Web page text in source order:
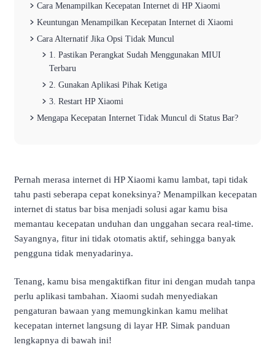
Cara Menampilkan Kecepatan Internet di HP Xiaomi
Keuntungan Menampilkan Kecepatan Internet di Xiaomi
Cara Alternatif Jika Opsi Tidak Muncul
1. Pastikan Perangkat Sudah Menggunakan MIUI
Terbaru
2. Gunakan Aplikasi Pihak Ketiga
3. Restart HP Xiaomi
Mengapa Kecepatan Internet Tidak Muncul di Status Bar?
Pernah merasa internet di HP Xiaomi kamu lambat, tapi tidak
tahu pasti seberapa cepat koneksinya? Menampilkan kecepatan
internet di status bar bisa menjadi solusi agar kamu bisa
memantau kecepatan unduhan dan unggahan secara real-time.
Sayangnya, fitur ini tidak otomatis aktif, sehingga banyak
pengguna tidak menyadarinya.
Tenang, kamu bisa mengaktifkan fitur ini dengan mudah tanpa
perlu aplikasi tambahan. Xiaomi sudah menyediakan
pengaturan bawaan yang memungkinkan kamu melihat
kecepatan internet langsung di layar HP. Simak panduan
lengkapnya di bawah ini!